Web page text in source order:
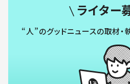
ライター
“人”のグッドニュースの取材・